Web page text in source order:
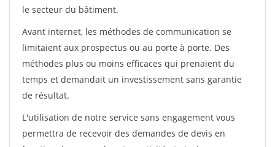
le secteur du bâtiment.
Avant internet, les méthodes de communication se
limitaient aux prospectus ou au porte à porte. Des
méthodes plus ou moins efficaces qui prenaient du
temps et demandait un investissement sans garantie
de résultat.
L'utilisation de notre service sans engagement vous
permettra de recevoir des demandes de devis en